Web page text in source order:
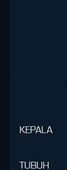
KEPALA
TUBUH